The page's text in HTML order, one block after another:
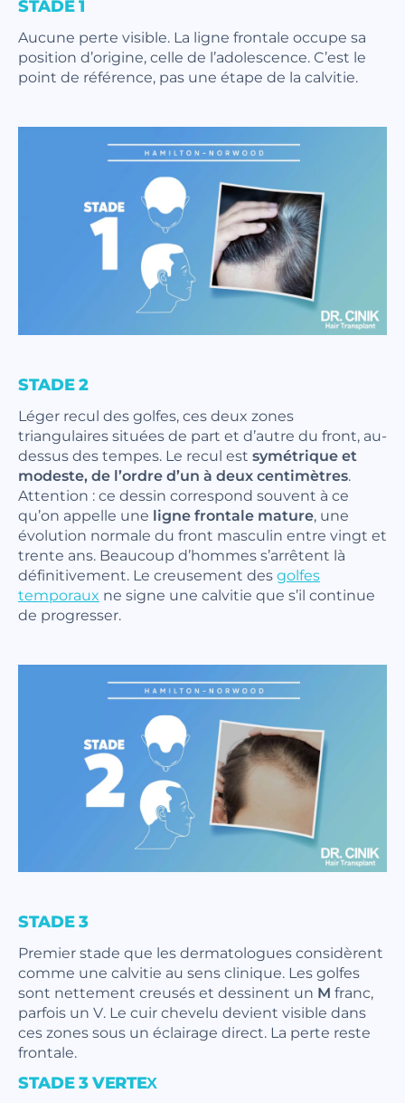
STADE 1
Aucune perte visible. La ligne frontale occupe sa
position d’origine, celle de l’adolescence. C’est le
point de référence, pas une étape de la calvitie.
STADE 2
Léger recul des golfes, ces deux zones
triangulaires situées de part et d’autre du front, au-
dessus des tempes. Le recul est symétrique et
modeste, de l’ordre d’un à deux centimètres.
Attention : ce dessin correspond souvent à ce
qu’on appelle une ligne frontale mature, une
évolution normale du front masculin entre vingt et
trente ans. Beaucoup d’hommes s’arrêtent là
définitivement. Le creusement desgolfes
temporaux ne signe une calvitie que s’il continue
de progresser.
STADE 3
Premier stade que les dermatologues considèrent
comme une calvitie au sens clinique. Les golfes
sont nettement creusés et dessinent un M franc,
parfois un V. Le cuir chevelu devient visible dans
ces zones sous un éclairage direct. La perte reste
frontale.
STADE 3 VERTEX